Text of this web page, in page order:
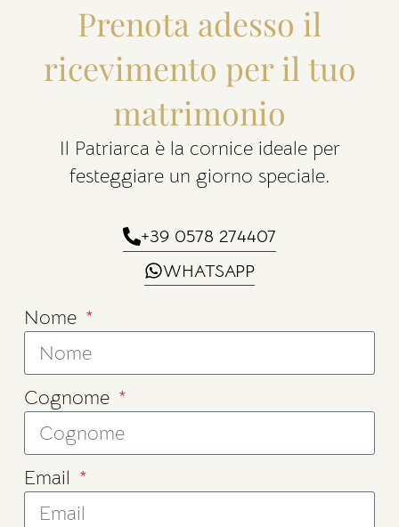
Prenota adesso il
ricevimento per il tuo
matrimonio
Il Patriarca è la cornice ideale per
festeggiare un giorno speciale.
+39 0578 274407
WHATSAPP
Nome
Cognome
Email